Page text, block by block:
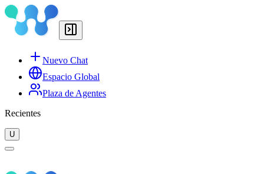
Nuevo Chat
Espacio Global
Plaza de Agentes
Recientes
U